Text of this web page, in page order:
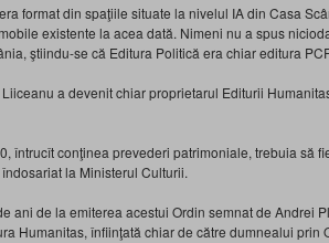
format din spaţiile situate la nivelul IA din Casa
existente la acea dată. Nimeni nu a spus
ştiindu-se că Editura Politică era chiar editura
a devenit chiar proprietarul Editurii
întrucît conţinea prevederi patrimoniale, trebuia să
la Ministerul Culturii.
ani de la emiterea acestui Ordin semnat de Andrei
Humanitas, înfiinţată chiar de către dumnealui prin